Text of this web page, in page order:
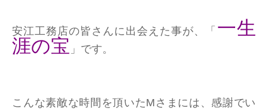
安江工務店の皆さんに出会えた事が、「 一生
涯の宝 」です。
こんな素敵な時間を頂いたMさまには、感謝でい